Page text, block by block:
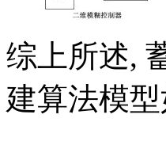
综上所述,
建算法模型